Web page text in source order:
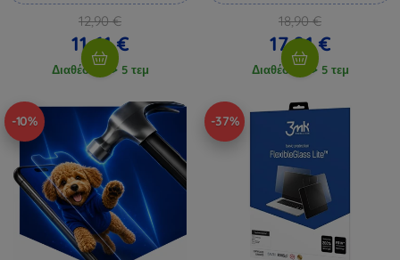
12,90 €
11,61 €
Διαθέσιμο > 5 τεμ
18,90 €
17,01 €
Διαθέσιμο > 5 τεμ
-10% -37%